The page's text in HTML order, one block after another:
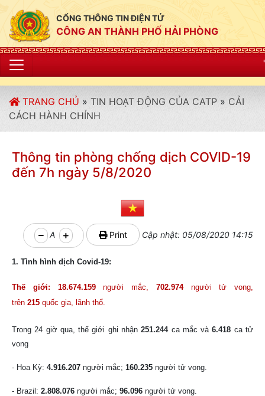
CỔNG THÔNG TIN ĐIỆN TỬ
CÔNG AN THÀNH PHỐ HẢI PHÒNG
"CÔNG AN
TRANG CHỦ » TIN HOẠT ĐỘNG CỦA CATP » CẢI
CÁCH HÀNH CHÍNH
Thông tin phòng chống dịch COVID-19
đến 7h ngày 5/8/2020
A Print Cập nhật: 05/08/2020 14:15
1. Tình hình dịch Covid-19:
Thế giới: 18.674.159người mắc, 702.974 người tử vong,
trên 215 quốc gia, lãnh thổ.
Trong 24 giờ qua, thế giới ghi nhận251.244 ca mắc và6.418 ca tử
vong
- Hoa Kỳ: 4.916.207 người mắc; 160.235 người tử vong.
- Brazil: 2.808.076 người mắc; 96.096 người tử vong.